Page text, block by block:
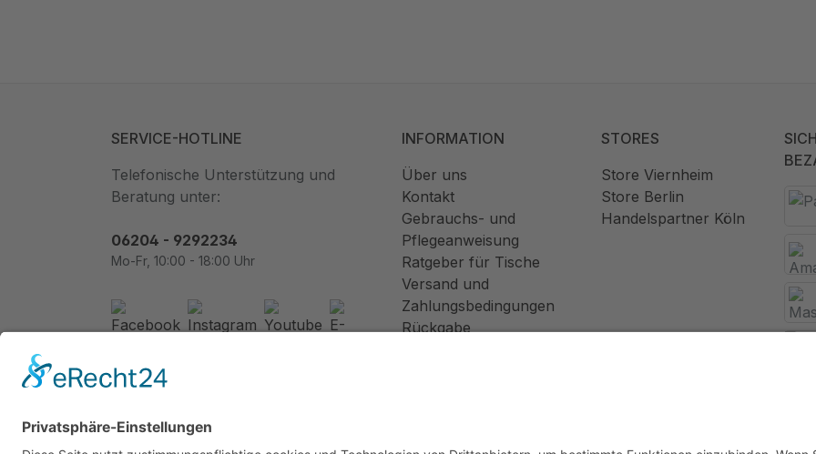
SERVICE-HOTLINE
Telefonische Unterstützung und
Beratung unter:
06204 - 9292234
Mo-Fr, 10:00 - 18:00 Uhr
Newsletter abonnieren
INFORMATION
Über uns
Kontakt
Gebrauchs- und
Pflegeanweisung
Ratgeber für Tische
Versand und
Zahlungsbedingungen
Rückgabe
STORES
Store Viernheim
Store Berlin
Handelspartner Köln